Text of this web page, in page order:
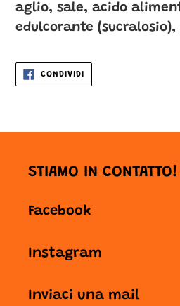
aglio, sale, acido
edulcorante
CONDIVIDICONDIVIDI
FACEBOOK
STIAMO IN CONTATTO!
Facebook
Instagram
Inviaci una mail